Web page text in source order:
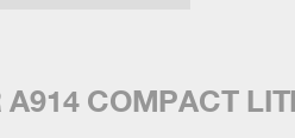
COMPACT